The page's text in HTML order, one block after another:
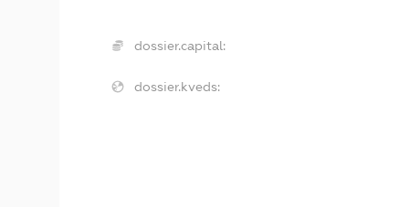
dossier.capital:
dossier.kveds: